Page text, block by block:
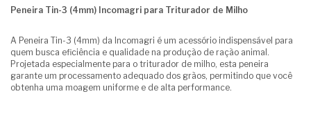
Peneira Tin-3 (4mm) Incomagri para Triturador de Milho
A Peneira Tin-3 (4mm) da Incomagri é um acessório indispensável para
quem busca eficiência e qualidade na produção de ração animal.
Projetada especialmente para o triturador de milho, esta peneira
garante um processamento adequado dos grãos, permitindo que você
obtenha uma moagem uniforme e de alta performance.